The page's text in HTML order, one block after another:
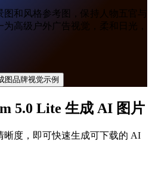
图和风格参考图，保持人物五官与
高级户外广告视觉，柔和日光，
5.0 Lite 生成 AI 图片
晰度，即可快速生成可下载的 AI